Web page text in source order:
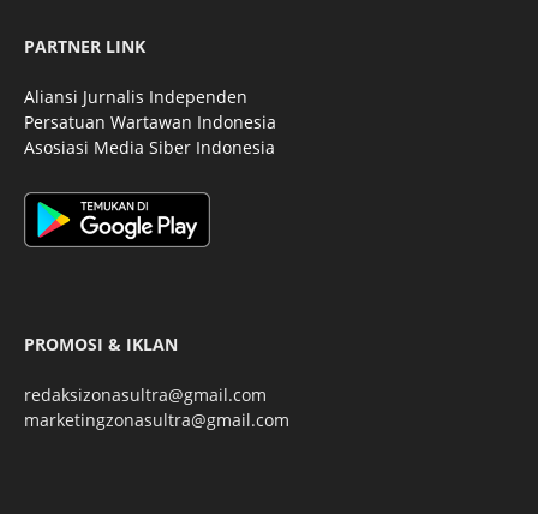
PARTNER LINK
Aliansi Jurnalis Independen
Persatuan Wartawan Indonesia
Asosiasi Media Siber Indonesia
PROMOSI & IKLAN
redaksizonasultra@gmail.com
marketingzonasultra@gmail.com